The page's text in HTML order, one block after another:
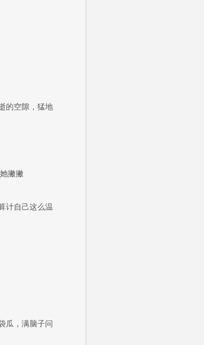
的空隙，猛地
撇撇
计自己这么温
瓜，满脑子问